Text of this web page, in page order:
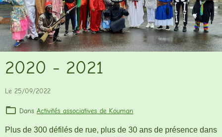
2020 - 2021
Le 25/09/2022
Dans Activités associatives de Kouman
Plus de 300 défilés de rue, plus de 30 ans de présence dans